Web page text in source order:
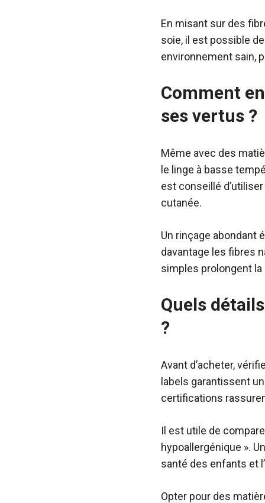
En misant sur des
soie, il est possible
environnement sain,
Comment
ses vertus ?
Même avec des
le linge à basse
est conseillé
cutanée.
Un rinçage abondant
davantage les fibres
simples prolongent
Quels
?
Avant d’acheter,
labels garantissent
certifications
Il est utile de
hypoallergénique ».
santé des enfants et
Opter pour des